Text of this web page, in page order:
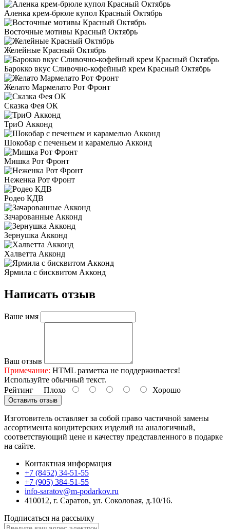
Аленка крем-брюле купол Красный Октябрь
Восточные мотивы Красный Октябрь
Желейные Красный Октябрь
Барокко вкус Сливочно-кофейный крем Красный Октябрь
Желато Мармелато Рот Фронт
Сказка Фея ОК
ТриО Акконд
Шокобар с печеньем и карамелью Акконд
Мишка Рот Фронт
Неженка Рот Фронт
Родео КДВ
Зачарованные Акконд
Зернушка Акконд
Халветта Акконд
Ярмила с бисквитом Акконд
Написать отзыв
Ваше имя
Ваш отзыв
Примечание: HTML разметка не поддерживается!
Используйте обычный текст.
Рейтинг Плохо Хорошо
Оставить отзыв
Изготовитель оставляет за собой право частичной замены
ассортимента кондитерских изделий на аналогичный,
соответствующий цене и качеству представленного в подарке
на сайте.
Контактная информация
+7 (8452) 34-51-55
+7 (905) 384-51-55
info-saratov@m-podarkov.ru
410012, г. Саратов, ул. Соколовая, д.10/16.
Подписаться на рассылку